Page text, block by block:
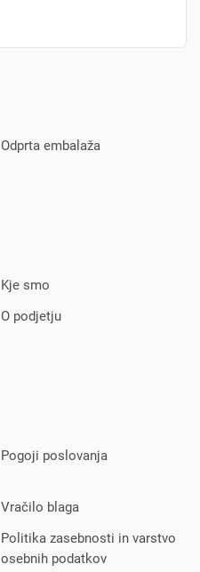
Odprta embalaža
Kje smo
O podjetju
Pogoji poslovanja
Vračilo blaga
Politika zasebnosti in varstvo
osebnih podatkov